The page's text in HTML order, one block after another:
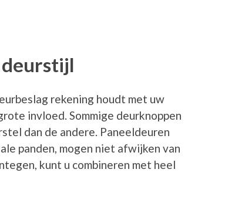
rekening houdt met uw
invloed. Sommige deurknoppen
dan de andere. Paneeldeuren
panden, mogen niet afwijken van
kunt u combineren met heel